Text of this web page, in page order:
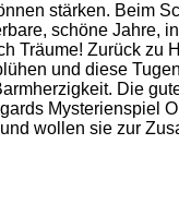
stärken. Beim
schöne Jahre,
Träume! Zurück zu
und diese
Die
Mysterienspiel
wollen sie zur